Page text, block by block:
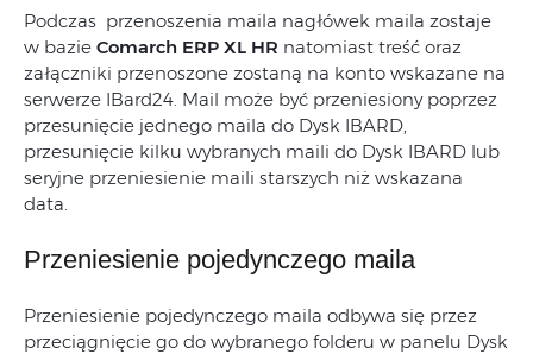
Podczas przenoszenia maila nagłówek maila zostaje
w bazie Comarch ERP XL HR natomiast treść oraz
załączniki przenoszone zostaną na konto wskazane na
serwerze IBard24. Mail może być przeniesiony poprzez
przesunięcie jednego maila do Dysk IBARD,
przesunięcie kilku wybranych maili do Dysk IBARD lub
seryjne przeniesienie maili starszych niż wskazana
data.
Przeniesienie pojedynczego maila
Przeniesienie pojedynczego maila odbywa się przez
przeciągnięcie go do wybranego folderu w panelu Dysk